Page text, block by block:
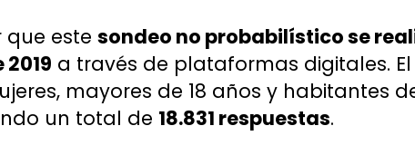
este sondeo no probabilístico se
a través de plataformas digitales.
mayores de 18 años y habitantes
un total de 18.831 respuestas.